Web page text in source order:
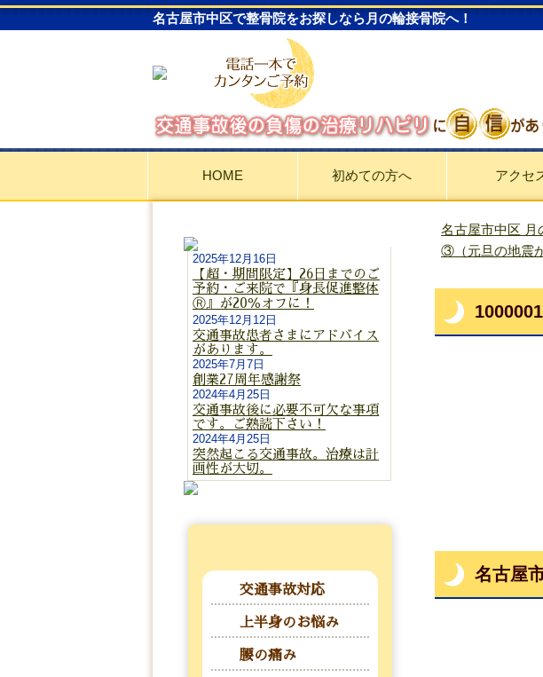
名古屋市中区で整骨院をお探しなら月の輪接骨院へ！
HOME 初めての方へ アクセ
名古屋市中区 月
③（元旦の地震
名古屋
2025年12月16日
【超・期間限定】26日までのご
予約・ご来院で『身長促進整体
Ⓡ』が20％オフに！
2025年12月12日
交通事故患者さまにアドバイス
があります。
2025年7月7日
創業27周年感謝祭
2024年4月25日
交通事故後に必要不可欠な事項
です。ご熟読下さい！
2024年4月25日
突然起こる交通事故。治療は計
画性が大切。
交通事故対応
上半身のお悩み
腰の痛み